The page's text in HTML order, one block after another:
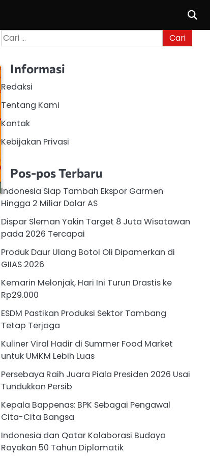
Cari
untuk:
Informasi
Redaksi
Tentang Kami
Kontak
Kebijakan Privasi
Pos-pos Terbaru
Indonesia Siap Tambah Ekspor Garmen
Hingga 2 Miliar Dolar AS
Dispar Sleman Yakin Target 8 Juta Wisatawan
pada 2026 Tercapai
Produk Daur Ulang Botol Oli Dipamerkan di
GIIAS 2026
Kemarin Melonjak, Hari Ini Turun Drastis ke
Rp29.000
ESDM Pastikan Produksi Sektor Tambang
Tetap Terjaga
Kuliner Viral Hadir di Summer Food Market
untuk UMKM Lebih Luas
Persebaya Raih Juara Piala Presiden 2026 Usai
Tundukkan Persib
Kepala Bappenas: BPK Sebagai Pengawal
Cita-Cita Bangsa
Indonesia dan Qatar Kolaborasi Budaya
Rayakan 50 Tahun Diplomatik